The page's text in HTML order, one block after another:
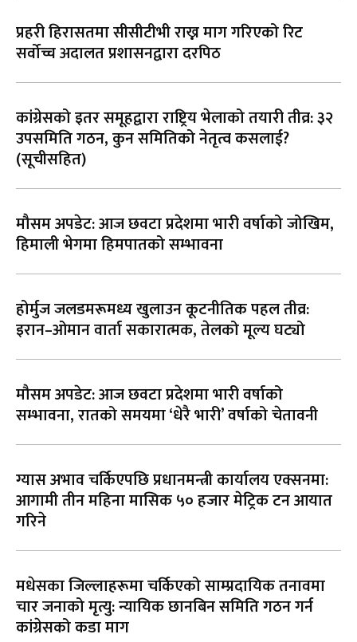
प्रहरी हिरासतमा सीसीटीभी राख्न माग गरिएको रिट
सर्वोच्च अदालत प्रशासनद्वारा दरपिठ
कांग्रेसको इतर समूहद्वारा राष्ट्रिय भेलाको तयारी तीव्र: ३२
उपसमिति गठन, कुन समितिको नेतृत्व कसलाई?
(सूचीसहित)
मौसम अपडेट: आज छवटा प्रदेशमा भारी वर्षाको जोखिम,
हिमाली भेगमा हिमपातको सम्भावना
होर्मुज जलडमरूमध्य खुलाउन कूटनीतिक पहल तीव्र:
इरान–ओमान वार्ता सकारात्मक, तेलको मूल्य घट्यो
मौसम अपडेट: आज छवटा प्रदेशमा भारी वर्षाको
सम्भावना, रातको समयमा ‘धेरै भारी’ वर्षाको चेतावनी
ग्यास अभाव चर्किएपछि प्रधानमन्त्री कार्यालय एक्सनमा:
आगामी तीन महिना मासिक ५० हजार मेट्रिक टन आयात
गरिने
मधेसका जिल्लाहरूमा चर्किएको साम्प्रदायिक तनावमा
चार जनाको मृत्यु: न्यायिक छानबिन समिति गठन गर्न
कांग्रेसको कडा माग